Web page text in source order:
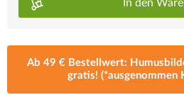
In den
Ab 49 € Bestellwert:
gratis! (*ausgenommen